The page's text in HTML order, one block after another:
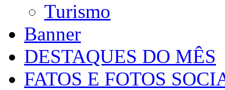
Turismo
Banner
DESTAQUES DO MÊS
FATOS E FOTOS